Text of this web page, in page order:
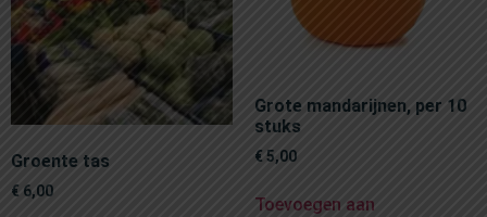
Groente tas
€ 6,00
Grote mandarijnen, per 10
stuks
€5,00
Toevoegen aan